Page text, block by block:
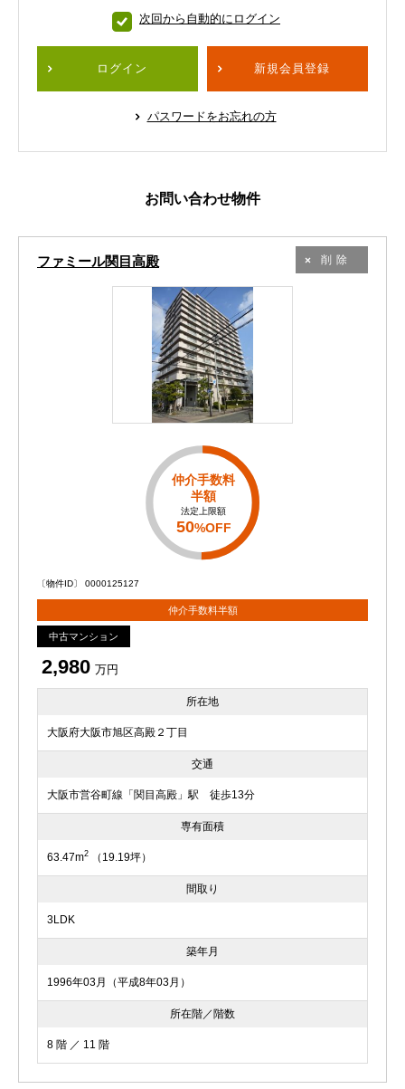
次回から自動的にログイン
ログイン 新規会員登録
パスワードをお忘れの方
お問い合わせ物件
ファミール関目高殿 削除
仲介手数料
半額
法定上限額
50%OFF
〔物件ID〕 0000125127
仲介手数料半額
中古マンション
2,980 万円
所在地
大阪府大阪市旭区高殿２丁目
交通
大阪市営谷町線「関目高殿」駅 徒歩13分
専有面積
63.47m2 （19.19坪）
間取り
3LDK
築年月
1996年03月（平成8年03月）
所在階／階数
8 階 ／ 11 階